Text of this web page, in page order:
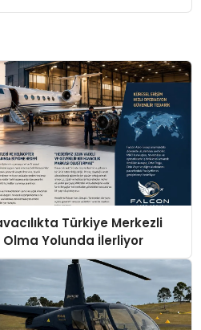
Türkiye Merkezli
Olma Yolunda İlerliyor